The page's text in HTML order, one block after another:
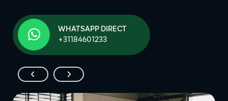
WHATSAPP DIRECT
+31184601233